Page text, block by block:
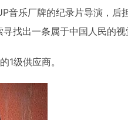
音乐厂牌的纪录片导演，后
找出一条属于中国人民的视
1级供应商。